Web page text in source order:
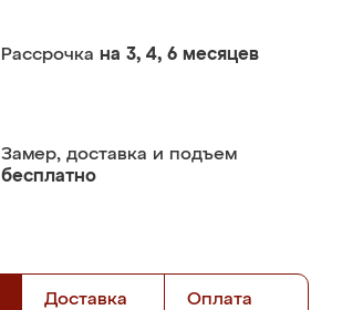
Рассрочка на 3, 4, 6 месяцев
Замер, доставка и подъем
бесплатно
Доставка Оплата